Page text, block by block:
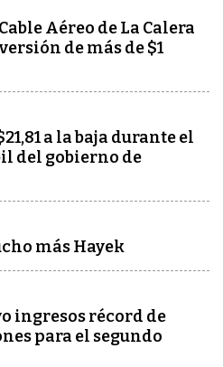
Aéreo de La Calera
de más de $1
a la baja durante el
del gobierno de
más Hayek
ingresos récord de
para el segundo